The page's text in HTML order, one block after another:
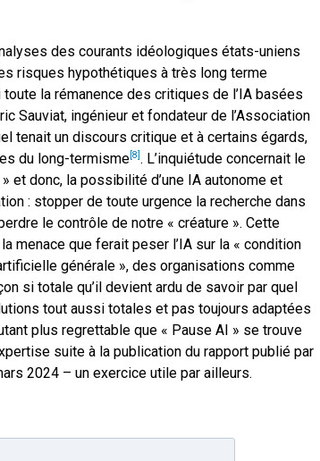
des courants idéologiques états-uniens
risques hypothétiques à très long terme
la rémanence des critiques de l’IA basées
Sauviat, ingénieur et fondateur de l’Association
tenait un discours critique et à certains égards,
du long-termisme [8] . L’inquiétude concernait le
et donc, la possibilité d’une IA autonome et
: stopper de toute urgence la recherche dans
le contrôle de notre « créature ». Cette
menace que ferait peser l’IA sur la « condition
générale », des organisations comme
si totale qu’il devient ardu de savoir par quel
tout aussi totales et pas toujours adaptées
plus regrettable que « Pause AI » se trouve
suite à la publication du rapport publié par
2024 – un exercice utile par ailleurs.